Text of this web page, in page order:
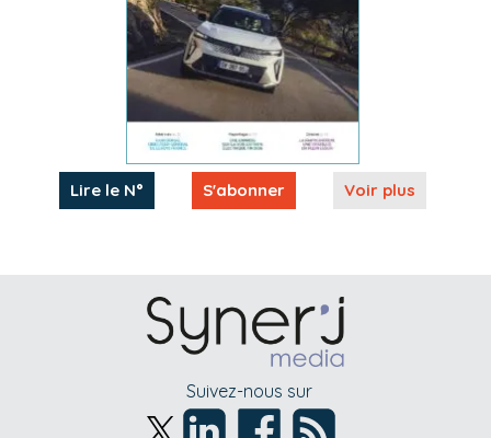
Lire le N° S'abonner Voir plus
Suivez-nous sur